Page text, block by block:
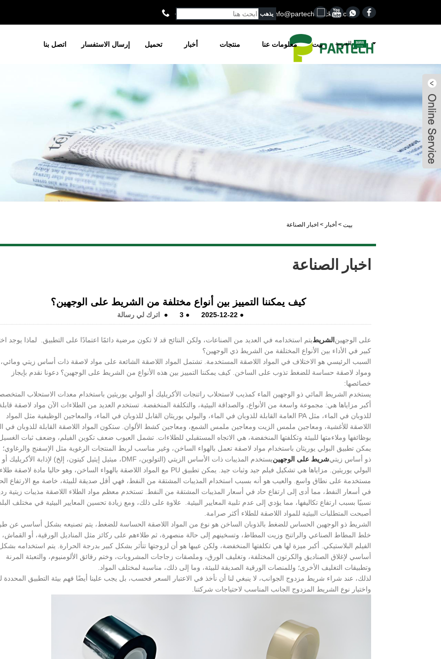
+86-021-66790502 Info@partech-packing.com
العربية بيت معلومات عنا منتجات أخبار تحميل إرسال الاستفسار اتصل بنا
بيت > أخبار > اخبار الصناعة
اخبار الصناعة
كيف يمكننا التمييز بين أنواع مختلفة من الشريط على الوجهين؟
●
2025-12-22
●
3
● اترك لي رسالة
على الوجهين الشريطيتم استخدامه في العديد من الصناعات، ولكن النتائج قد لا تكون مرضية دائمًا اعتمادًا على التطبيق. لماذا يوجد
كبير في الأداء بين الأنواع المختلفة من الشريط ذي الوجهين؟
السبب الرئيسي هو الاختلاف في المواد اللاصقة المستخدمة. تشتمل المواد اللاصقة الشائعة على مواد لاصقة ذات أساس زيتي ومائي،
ومواد لاصقة حساسة للضغط تذوب على الساخن. كيف يمكننا التمييز بين هذه الأنواع من الشريط على الوجهين؟ دعونا نقدم بإيجاز
خصائصها:
يستخدم الشريط المائي ذو الوجهين الماء كمذيب لاستحلاب راتنجات الأكريليك أو البولي يوريثين باستخدام معدات الاستحلاب
أكبر مزاياها هي: مجموعة واسعة من الأنواع، والصداقة البيئية، والتكلفة المنخفضة. تستخدم العديد من الطلاءات الآن مواد لاصقة
للذوبان في الماء، مثل PA العامة القابلة للذوبان في الماء، والبولي يوريثان القابل للذوبان في الماء، والمعاجين الوظيفية مثل المواد
اللاصقة للأغشية، ومعاجين ملمس الزيت ومعاجين ملمس الشمع، ومعاجين كشط الألوان. ستكون المواد اللاصقة القابلة للذوبان في
بوظائفها وملاءمتها للبيئة وتكلفتها المنخفضة، هي الاتجاه المستقبلي للطلاءات. تشمل العيوب ضعف تكوين الفيلم، وضعف ثبات
يمكن تطبيق البولي يوريثان باستخدام مواد لاصقة تعمل بالهواء الساخن، وغير مناسب لربط المنتجات الرغوية مثل الإسفنج والرغاوي؛
ذو أساس زيتيشريط على الوجهين
يستخدم المذيبات ذات الأساس الزيتي (التولوين، DMF، ميثيل إيثيل كيتون، إلخ) لإذابة الأكريليك أو
البولي يوريثين. مزاياها هي تشكيل فيلم جيد وثبات جيد. يمكن تطبيق PU مع المواد اللاصقة بالهواء الساخن، وهو حاليا مادة لاصقة طلاء
مستخدمة على نطاق واسع. والعيب هو أنه بسبب استخدام المذيبات المشتقة من النفط، فهي أقل صديقة للبيئة، خاصة مع الارتفاع
في أسعار النفط، مما أدى إلى ارتفاع حاد في أسعار المذيبات المشتقة من النفط. تستخدم معظم مواد الطلاء اللاصقة مذيبات زيتية
نسبيًا بسبب ارتفاع تكاليفها، مما يؤدي إلى عدم تلبية المعايير البيئية. علاوة على ذلك، ومع زيادة تحسين المعايير البيئية في مختلف
أصبحت المتطلبات البيئية للمواد اللاصقة للطلاء أكثر صرامة.
الشريط ذو الوجهين الحساس للضغط بالذوبان الساخن هو نوع من المواد اللاصقة الحساسة للضغط، يتم تصنيعه بشكل أساسي عن
خلط المطاط الصناعي والراتنج وزيت المطاط، وتسخينهم إلى حالة منصهرة، ثم طلاءهم على ركائز مثل المناديل الورقية، أو القماش،
الفيلم البلاستيكي. أكبر ميزة لها هي تكلفتها المنخفضة، ولكن عيبها هو أن لزوجتها تتأثر بشكل كبير بدرجة الحرارة. يتم استخدامه
أساسي لإغلاق الصناديق والكرتون المختلفة، وتغليف الورق، وملصقات زجاجات المشروبات، وختم رقائق الألومنيوم، والتعبئة المرنة
وتطبيقات التغليف الأخرى؛ وللمنصات الورقية الصديقة للبيئة، وما إلى ذلك، مناسبة لمختلف المواد.
لذلك، عند شراء شريط مزدوج الجوانب، لا ينبغي لنا أن نأخذ في الاعتبار السعر فحسب، بل يجب علينا أيضًا فهم بيئة التطبيق المحددة
واختيار نوع الشريط المزدوج الجانب المناسب لاحتياجات شركتنا.
Jason
Jason